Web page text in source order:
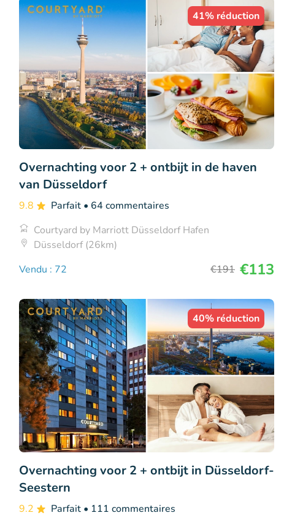
41% réduction
Overnachting voor 2 + ontbijt in de haven
van Düsseldorf
9.8 Parfait • 64 commentaires
Courtyard by Marriott Düsseldorf Hafen
Düsseldorf (26km)
Vendu : 72
€191 €113
40% réduction
Overnachting voor 2 + ontbijt in Düsseldorf-
Seestern
9.2 Parfait • 111 commentaires